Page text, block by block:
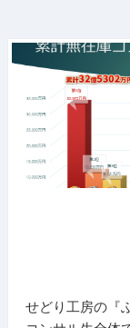
せどり工房の『